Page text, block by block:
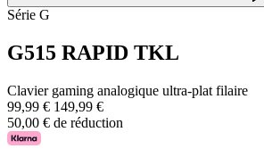
Série G
G515 RAPID TKL
Clavier gaming analogique ultra-plat filaire
99,99 € 149,99 €
50,00 € de réduction